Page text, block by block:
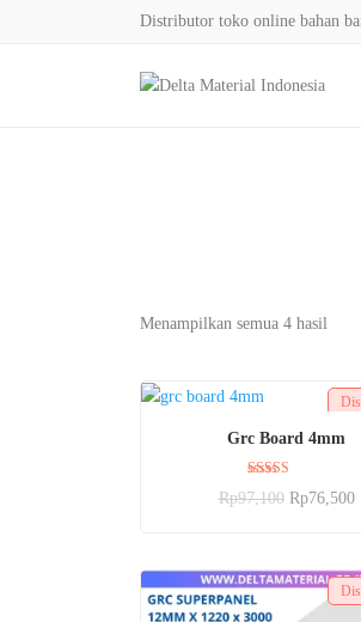
Distributor toko online bahan
Menampilkan semua 4 hasil
BELI SEKARANG
Grc Board 4mm
Dinilai
5.00
Rp97,100 Rp76,500